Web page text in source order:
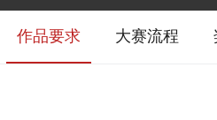
作品要求 大赛流程